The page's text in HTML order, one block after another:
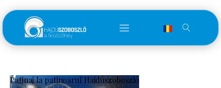
Patinaj la patinoarul Hajdúszoboszló